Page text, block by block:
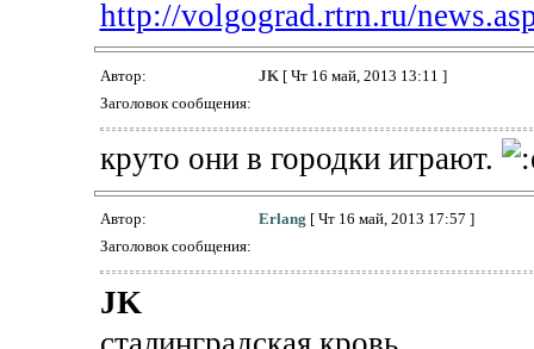
http://volgograd.rtrn.ru/
Автор: JK[ Чт 16 май, 2013 13:11 ]
Заголовок сообщения:
круто они в городки играют.
Автор: Erlang [ Чт 16 май, 2013 17:57 ]
Заголовок сообщения:
JK